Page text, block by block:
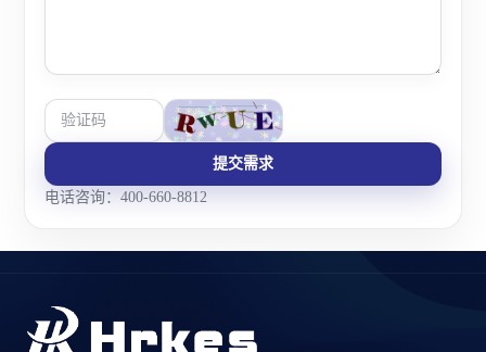
提交需求
电话咨询：400-660-8812